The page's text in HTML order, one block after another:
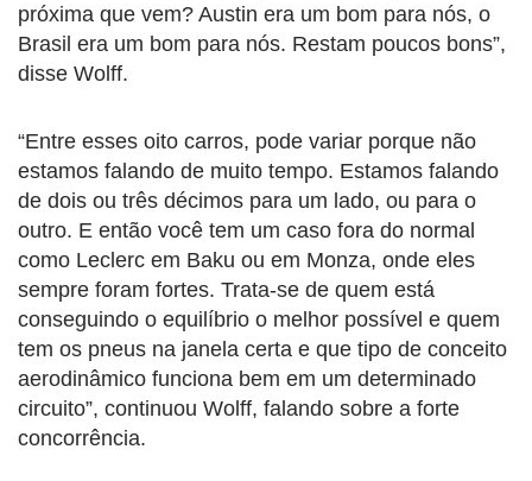
próxima que vem? Austin era um bom para nós, o
Brasil era um bom para nós. Restam poucos bons”,
disse Wolff.
“Entre esses oito carros, pode variar porque não
estamos falando de muito tempo. Estamos falando
de dois ou três décimos para um lado, ou para o
outro. E então você tem um caso fora do normal
como Leclerc em Baku ou em Monza, onde eles
sempre foram fortes. Trata-se de quem está
conseguindo o equilíbrio o melhor possível e quem
tem os pneus na janela certa e que tipo de conceito
aerodinâmico funciona bem em um determinado
circuito”, continuou Wolff, falando sobre a forte
concorrência.